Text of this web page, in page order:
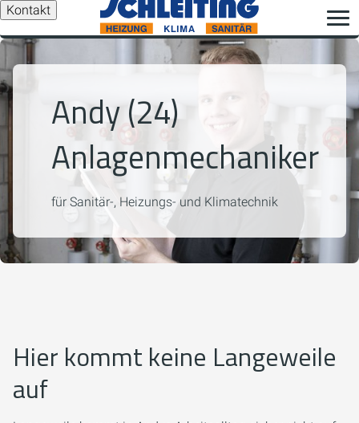
Kontakt
Andy (24)
Anlagenmechaniker
für Sanitär-, Heizungs- und Klimatechnik
Hier kommt keine Langeweile
auf